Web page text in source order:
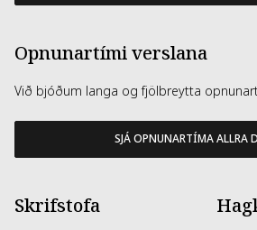
Opnunartími verslana
Við bjóðum langa og fjölbreytta
SJÁ OPNUNARTÍMA ALLRA
Skrifstofa